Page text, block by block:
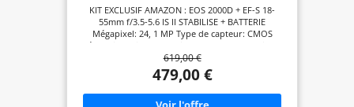
II stabilisé - Amazon Exclusive Noir
KIT EXCLUSIF AMAZON : EOS 2000D + EF-S 18-
55mm f/3.5-5.6 IS II STABILISE + BATTERIE
Mégapixel: 24, 1 MP Type de capteur: CMOS
Résolution d'image maximale: 6000 x 4000 pixels.
La sensibilité ISO (max): 12800. Longueur focale: 18
- 55 mm. Vitesse maximale d'obturation de la
caméra: 1/4000 s. Wifi. Type HD: Full HD Résolution
vidéo maximale: 1920 x 1080 pixels. Taille de
l'écran: 7, 62 cm (3"). Viseur d'appareil photo:
619,00 €
479,00 €